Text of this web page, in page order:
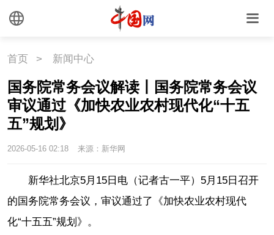
心理
首页 > 新闻中心
国务院常务会议解读丨国务院常务会议
审议通过《加快农业农村现代化“十五
五”规划》
2026-05-16 02:18 来源：新华网
新华社北京5月15日电（记者古一平）5月15日召开
的国务院常务会议，审议通过了《加快农业农村现代
化“十五五”规划》。